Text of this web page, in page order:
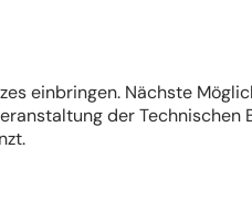
einbringen. Nächste
der Technischen